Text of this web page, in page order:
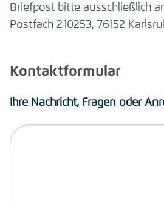
Briefpost bitte ausschließlich
Postfach 210253, 76152
Kontaktformular
Ihre Nachricht, Fragen oder